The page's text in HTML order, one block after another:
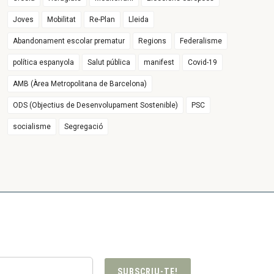
Joves Mobilitat Re-Plan Lleida
Abandonament escolar prematur Regions Federalisme
política espanyola Salut pública manifest Covid-19
AMB (Àrea Metropolitana de Barcelona)
ODS (Objectius de Desenvolupament Sostenible) PSC
socialisme Segregació
SUBSCRIU-TE!